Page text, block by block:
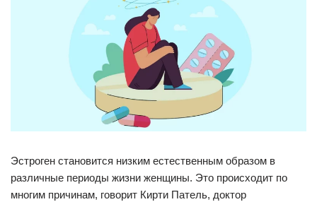
Эстроген становится низким естественным образом в
различные периоды жизни женщины. Это происходит по
многим причинам, говорит Кирти Патель, доктор